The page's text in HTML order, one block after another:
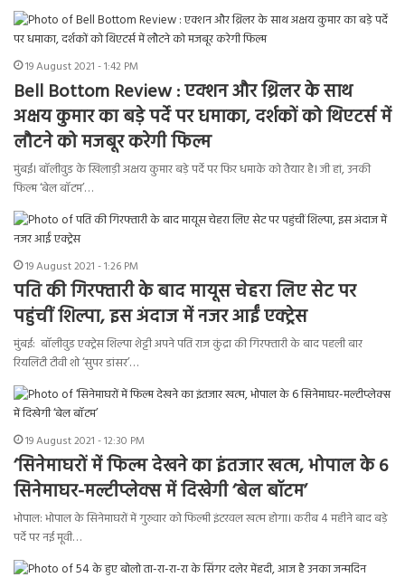
19 August 2021 - 1:42 PM
Bell Bottom Review : एक्शन और थ्रिलर के साथ
अक्षय कुमार का बड़े पर्दे पर धमाका, दर्शकों को थिएटर्स में
लौटने को मजबूर करेगी फिल्म
मुंबई। बॉलीवुड के खिलाड़ी अक्षय कुमार बड़े पर्दे पर फिर धमाके को तैयार है। जी हां, उनकी
फिल्म ‘बेल बॉटम’…
19 August 2021 - 1:26 PM
पति की गिरफ्तारी के बाद मायूस चेहरा लिए सेट पर
पहुंचीं शिल्पा, इस अंदाज में नजर आईं एक्ट्रेस
मुंबई: बॉलीवुड एक्ट्रेस शिल्पा शेट्टी अपने पति राज कुंद्रा की गिरफ्तारी के बाद पहली बार
रियलिटी टीवी शो ‘सुपर डांसर’…
19 August 2021 - 12:30 PM
‘सिनेमाघरों में फिल्म देखने का इंतजार खत्म, भोपाल के 6
सिनेमाघर-मल्टीप्लेक्स में दिखेगी ‘बेल बॉटम’
भोपाल: भोपाल के सिनेमाघरों में गुरुवार को फिल्मी इंटरवल खत्म होगा। करीब 4 महीने बाद बड़े
पर्दे पर नई मूवी…